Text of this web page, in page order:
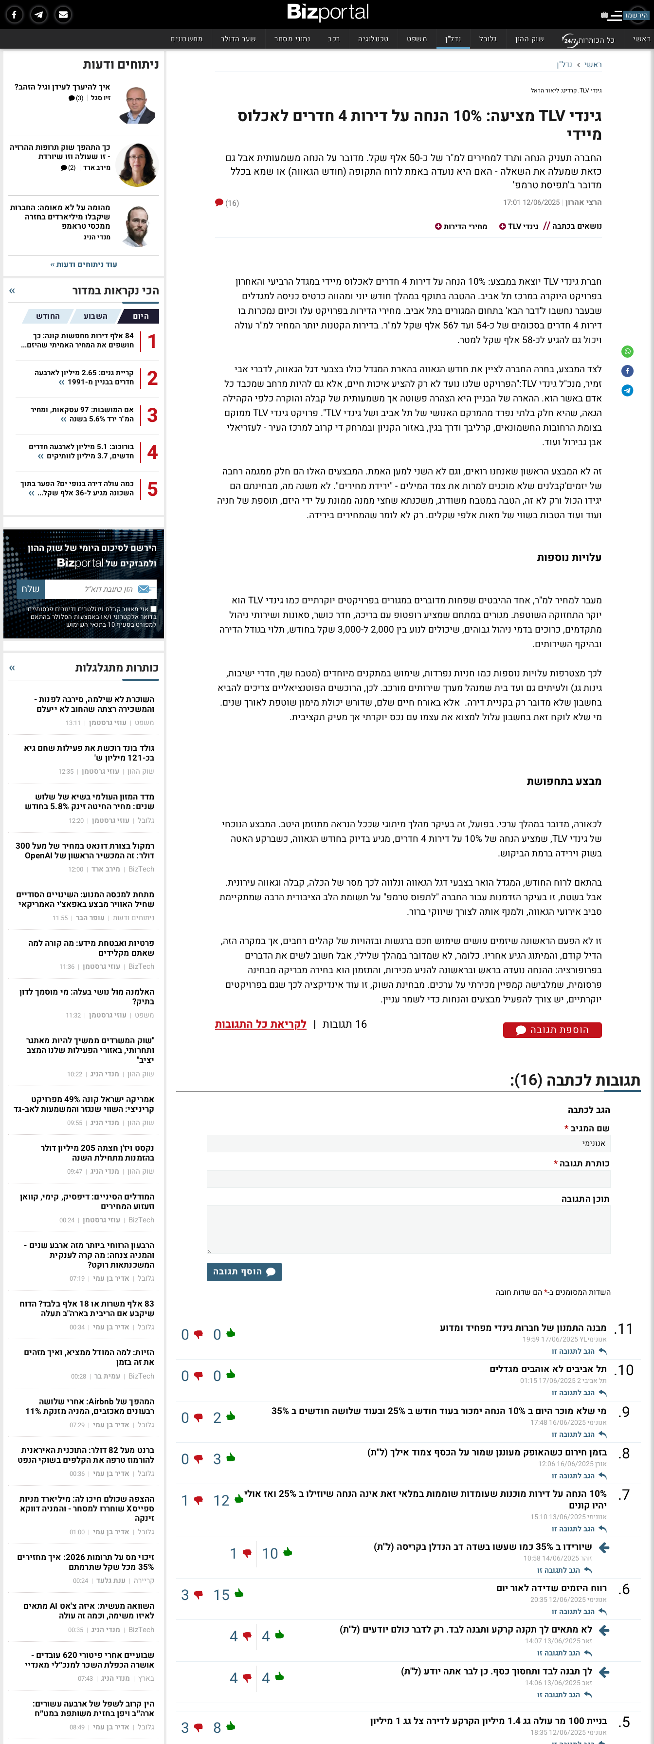
הירשמו
ראשי כל הכותרות שוק ההון גלובל נדל"ן משפט טכנולוגיה רכב נתוני מסחר שער הדולר מחשבונים
ראשי נדל"ן
גינדי TLV. קרדיט: ליאור הראל
גינדי TLV מציעה: 10% הנחה על דירות 4 חדרים לאכלוס
מיידי
החברה תעניק הנחה ותרד למחירים למ"ר של כ-50 אלף שקל. מדובר על הנחה משמעותית אבל גם
כזאת שמעלה את השאלה - האם היא נועדה באמת לרוח התקופה (חודש הגאווה) או שמא בכלל
מדובר ב'תפיסת טרמפ'
הרצי אהרון |
12/06/2025 17:01
(16)
נושאים בכתבה
גינדי TLV מחירי הדירות
חברת גינדי TLV יוצאת במבצע: 10% הנחה על דירות 4 חדרים לאכלוס מיידי במגדל הרביעי והאחרון
בפרויקט היוקרה במרכז תל אביב. ההטבה בתוקף במהלך חודש יוני ומהווה כרטיס כניסה למגדלים
שבעבר נחשבו ל'דבר הבא' בתחום המגורים בתל אביב. מחירי הדירות בפרויקט עלו וכיום נמכרות בו
דירות 4 חדרים בסכומים של כ-54 ועד ל56 אלף שקל למ"ר. בדירות הקטנות יותר המחיר למ"ר עולה
ויכול גם להגיע לכ-58 אלף שקל למטר.
לצד המבצע, בחרה החברה לציין את חודש הגאווה בהארת המגדל כולו בצבעי דגל הגאווה, לדברי אבי
זמיר, מנכ"ל גינדי TLV:"הפרויקט שלנו נועד לא רק להציע איכות חיים, אלא גם להיות מרחב שמכבד כל
אדם באשר הוא. ההארה של הבניין היא הצהרה פשוטה אך משמעותית של קבלה והוקרה כלפי הקהילה
הגאה, שהיא חלק בלתי נפרד מהמרקם האנושי של תל אביב ושל גינדי TLV". פרויקט גינדי TLV ממוקם
בצומת הרחובות החשמונאים, קרליבך ודרך בגין, באזור הקניון ובמרחק די קרוב למרכז העיר - לעזריאלי
אבן גבירול ועוד.
זה לא המבצע הראשון שאנחנו רואים, וגם לא השני למען האמת. המבצעים האלו הם חלק ממגמה רחבה
של יזמים'קבלנים שלא מוכנים למרות את צמד המילים - "ירידת מחירים". לא משנה מה, מבחינתם הם
יגידו הכול ורק לא זה, הטבה במטבח משודרג, משכנתא שחצי ממנה ממונת על ידי היזם, תוספת של חניה
ועוד ועוד הטבות בשווי של מאות אלפי שקלים. רק לא לומר שהמחירים בירידה.
עלויות נוספות
מעבר למחיר למ"ר, אחד ההיבטים שפחות מדוברים במגורים בפרויקטים יוקרתיים כמו גינדי TLV הוא
יוקר התחזוקה השוטפת. מגורים במתחם שמציע רופטופ עם בריכה, חדר כושר, סאונות ושירותי ניהול
מתקדמים, כרוכים בדמי ניהול גבוהים, שיכולים לנוע בין 2,000 ל-3,000 שקל בחודש, תלוי בגודל הדירה
ובהיקף השירותים.
לכך מצטרפות עלויות נוספות כמו חניות נפרדות, שימוש במתקנים מיוחדים (מטבח שף, חדרי ישיבות,
גינות גג) ולעיתים גם ועד בית שמנהל מערך שירותים מורכב. לכן, הרוכשים הפוטנציאליים צריכים להביא
בחשבון שלא מדובר רק בקניית דירה. אלא באורח חיים שלם, שדורש יכולת מימון שוטפת לאורך שנים.
מי שלא לוקח זאת בחשבון עלול למצוא את עצמו עם נכס יוקרתי אך מעיק תקציבית.
מבצע בתחפושת
לכאורה, מדובר במהלך ערכי. בפועל, זה בעיקר מהלך מיתוגי שככל הנראה מתוזמן היטב. המבצע הנוכחי
של גינדי TLV, שמציע הנחה של 10% על דירות 4 חדרים, מגיע בדיוק בחודש הגאווה, כשברקע האטה
בשוק וירידה ברמת הביקוש.
בהתאם לרוח החודש, המגדל הואר בצבעי דגל הגאווה ונלווה לכך מסר של הכלה, קבלה וגאווה עירונית.
אבל בשטח, זו בעיקר הזדמנות עבור החברה "לתפוס טרמפ" על תשומת הלב הציבורית הרבה שמתקיימת
סביב אירועי הגאווה, ולמנף אותה לצורך שיווקי ברור.
זו לא הפעם הראשונה שיזמים עושים שימוש חכם ברגשות ובזהויות של קהלים רחבים, אך במקרה הזה,
הדיל קודם, והמיתוג הגיע אחריו. כלומר, לא שמדובר במהלך שלילי, אבל חשוב לשים את הדברים
בפרופורציה: ההנחה נועדה בראש ובראשונה להניע מכירות, והתזמון הוא בחירה מבריקה מבחינה
פרסומית, שמלבישה קמפיין מכירתי על ערכים. מבחינת השוק, זו עוד אינדיקציה לכך שגם בפרויקטים
יוקרתיים, יש צורך להפעיל מבצעים והנחות כדי לשמר עניין.
הוספת תגובה 16 תגובות | לקריאת כל התגובות
תגובות לכתבה (16)
:
הגב לכתבה
שם המגיב*
כותרת תגובה*
תוכן התגובה
הוסף תגובה
השדות המסומנים ב-*הם שדות חובה
11
. מבנה התמנון של חברות גינדי מפחיד ומדוע
אנונימיYL 17/06/2025 19:59
הגב לתגובה זו
0
0
10
. תל אביבים לא אוהבים מגדלים
תל אביבי 2 17/06/2025 01:15
הגב לתגובה זו
0
0
9
. מי שלא מוכר היום ב 10% הנחה ימכור בעוד חודש ב 25% ובעוד שלושה חודשים ב 35%
אנונימי16/06/2025 17:48
הגב לתגובה זו
2
0
8
. בזמן חירום כשהאופק מעוננן שמור על הכסף צמוד אילך (ל"ת)
אורן16/06/2025 12:06
הגב לתגובה זו
3
0
7
.
10% הנחה על דירות מוכנות שעומדות שוממות במלאי זאת אינה הנחה שיוזילו ב 25% ואז אולי
יהיו קונים
אנונימי13/06/2025 15:10
הגב לתגובה זו
12
1
שיורידו ב 35% כמו שעשו בשדה דב הנדלן בקריסה (ל"ת)
זוהר14/06/2025 10:58
הגב לתגובה זו
10
1
6
. רווח היזמים שדידה לאור יום
אנונימי12/06/2025 20:35
הגב לתגובה זו
15
3
לא מתאים לך תקנה קרקע ותבנה לבד. רק לדבר כולם יודעים (ל"ת)
זאב13/06/2025 14:07
הגב לתגובה זו
4
4
לך תבנה לבד ותחסוך כסף. כן לבר אתה יודע (ל"ת)
זאב13/06/2025 14:06
הגב לתגובה זו
4
4
5
. בניית 100 מר עולה גג 1.4 מיליון הקרקע לדירה צל גג 1 מיליון
אנונימי12/06/2025 18:35
8
3
ניתוחים ודעות
איך להיערך לעידן וגיל הזהב?
זיו סגל |
(3)
כך התהפך שוק תרופות ההרזיה
- זו שעולה וזו שיורדת
מירב ארד |
(2)
מהומה על לא מאומה: החברות
שיקבלו מיליארדים בחזרה
ממכסי טראמפ
מנדי הניג
עוד ניתוחים ודעות
הכי נקראות במדור
היום השבוע החודש
1
84 אלף דירות מחפשות קונה: כך
חושפים את המחיר האמיתי שהיזם...
2
קריית גנים: 2.65 מיליון לארבעה
חדרים בבניין מ-1991
3
אם המושבות: 97 עסקאות, ומחיר
המ"ר ירד 5.6% בשנה
4
בורוכוב: 5.1 מיליון לארבעה חדרים
חדשים, 3.7 מיליון לוותיקים
5
כמה עולה דירה בנופי ים? הפער בתוך
השכונה מגיע ל-36 אלף שקל...
הירשם לסיכום היומי של שוק ההון
ולמבזקים של
אני מאשר קבלת ניוזלטרים ודיוורים פרסומיים
בדואר אלקטרוני ו/או באמצעות הסלולר בהתאם
למפורט בסעיף 10 בתנאי השימוש
כותרות מתגלגלות
השוכרת לא שילמה, סירבה לפנות -
והמשכירה רצתה שהחוב לא ייעלם
משפט | עוזי גרסטמן |
13:11
גולד בונד רוכשת את פעילות שחם גיא
בכ-121 מיליון ש'
שוק ההון | עוזי גרסטמן |
12:35
מדד המזון העולמי בשיא של שלוש
שנים: מחיר החיטה זינק 5.8% בחודש
גלובל | עוזי גרסטמן |
12:20
רמקול בצורת דונאט במחיר של מעל 300
דולר: זה המכשיר הראשון של OpenAI
BizTech
| מירב ארד |
12:00
מתחת למכסה המנוע: השינויים הסודיים
שחיל האוויר מבצע באפאצ'י האמריקאי
ניתוחים ודעות | עופר הבר |
11:55
פרטיות ואבטחת מידע: מה קורה למה
שאתם מקלידים
BizTech
| עוזי גרסטמן |
11:36
האלמנה מול נושי בעלה: מי מוסמך לדון
בתיק?
משפט | עוזי גרסטמן |
11:32
"שוק המשרדים ממשיך להיות מאתגר
ותחרותי, באזורי הפעילות שלנו המצב
יציב"
שוק ההון | מנדי הניג |
10:22
אמריקה ישראל קונה 49% מפרויקט
קריניצי: השווי שנגזר והמשמעות לאב-גד
שוק ההון | מנדי הניג |
09:55
נקסט ויז'ן חצתה 205 מיליון דולר
בהזמנות מתחילת השנה
שוק ההון | מנדי הניג |
09:47
המודלים הסיניים: דיפסיק, קימי, קוואן
וזעזוע המחירים
BizTech
| עוזי גרסטמן |
00:24
הרבעון הרווחי ביותר מזה ארבע שנים -
והמניה צנחה: מה קרה לענקית
המשכנתאות רוקט?
גלובל | אדיר בן עמי |
07:19
83 אלף משרות או 18 אלף בלבד? הדוח
שיקבע אם הריבית בארה"ב תעלה
גלובל | אדיר בן עמי |
00:34
הזיות: למה המודל ממציא, ואיך מזהים
את זה בזמן
BizTech
| עמית בר |
00:28
המהפך של Airbnb: אחרי שלושה
רבעונים מאכזבים, המניה מזנקת 11%
גלובל | אדיר בן עמי |
07:29
ברנט מעל 82 דולר: התוכנית האיראנית
להורמוז טרפה את הקלפים בשוקי הנפט
גלובל | אדיר בן עמי |
00:36
ההצפה שכולם חיכו לה: מיליארד מניות
ספייסX שוחררו למסחר - והמניה דווקא
זינקה
גלובל | אדיר בן עמי |
01:00
זיכוי מס על תרומות 2026: איך מחזירים
35% מכל שקל שתרמתם
קריירה | ענת גלעד |
00:24
השוואה מעשית: איזה צ'אט AI מתאים
לאיזו משימה, וכמה זה עולה
BizTech
| מנדי הניג |
00:35
שבועיים אחרי פיטורי 620 עובדים -
אושרה הכפלת השכר למנכ״לי מאנדיי
בארץ | מנדי הניג |
07:43
הין קרוב לשפל של ארבעה עשורים:
ארה״ב ויפן בחזית משותפת במט״ח
גלובל | אדיר בן עמי |
08:49